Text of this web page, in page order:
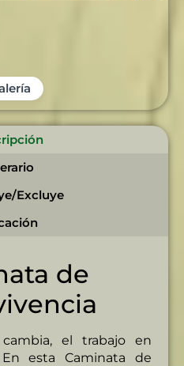
Excluye
de
el trabajo en
esta Caminata de